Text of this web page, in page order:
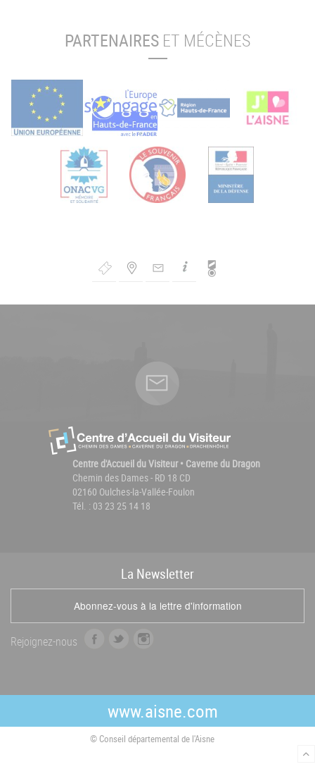
PARTENAIRES ET MÉCÈNES
de
Centre d'Accueil du Visiteur • Caverne du Dragon
Chemin des Dames - RD 18 CD
02160 Oulches-la-Vallée-Foulon
Tél. : 03 23 25 14 18
La Newsletter
Abonnez-vous à la lettre d'information
Rejoignez-nous
b
o
t
e
r
a
g
r
a
www.aisne.com
© Conseil départemental de l'Aisne